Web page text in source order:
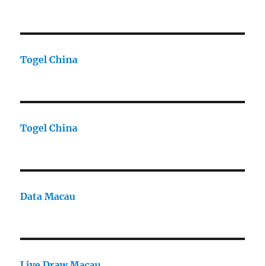
Togel China
Togel China
Data Macau